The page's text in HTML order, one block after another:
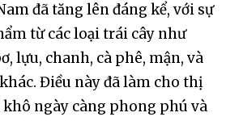
đã tăng lên đáng kể, với sự
từ các loại trái cây như
lựu, chanh, cà phê, mận, và
Điều này đã làm cho thị
ngày càng phong phú và